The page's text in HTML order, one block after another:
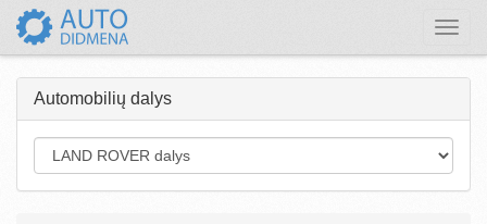
Toggle
Automobilių dalys